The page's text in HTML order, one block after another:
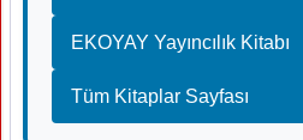
EKOYAY Yayıncılık Kitabı
Tüm Kitaplar Sayfası